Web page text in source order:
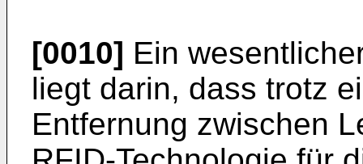
[0010] Ein
liegt darin, dass trotz
Entfernung zwischen